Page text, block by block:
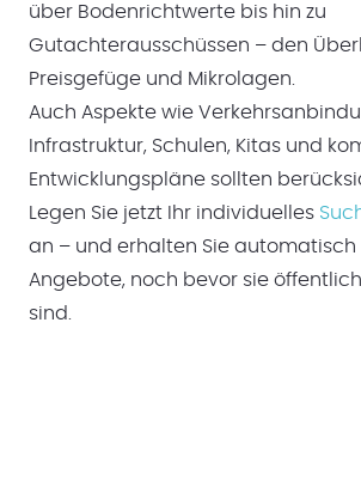
über Bodenrichtwerte bis hin zu
Gutachterausschüssen – den
Preisgefüge und Mikrolagen.
Auch Aspekte wie
Infrastruktur, Schulen, Kitas und
Entwicklungspläne sollten
Legen Sie jetzt Ihr individuelles
an – und erhalten Sie
Angebote, noch bevor sie
sind.